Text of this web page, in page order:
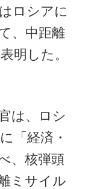
ロシアに
、中距離
明した。
は、ロシ
「経済・
、核弾頭
ミサイル